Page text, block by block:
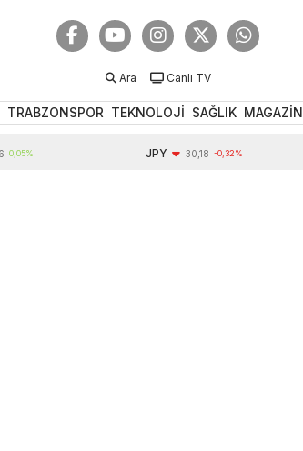
Ara Canlı TV
TRABZONSPOR TEKNOLOJİ SAĞLIK MAGAZİN
30,18 -0,32%